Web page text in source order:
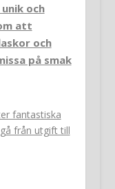
och
att
och
på smak
fantastiska
från utgift till